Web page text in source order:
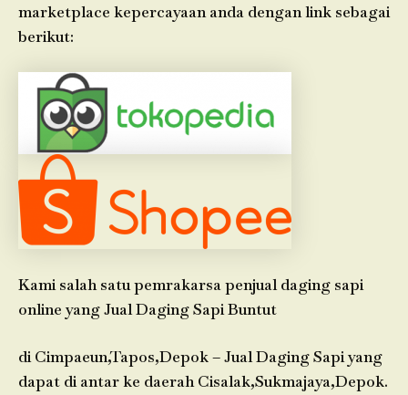
marketplace kepercayaan anda dengan link sebagai
berikut:
Kami salah satu pemrakarsa penjual daging sapi
online yang Jual Daging Sapi Buntut
di Cimpaeun,Tapos,Depok – Jual Daging Sapi yang
dapat di antar ke daerah Cisalak,Sukmajaya,Depok.